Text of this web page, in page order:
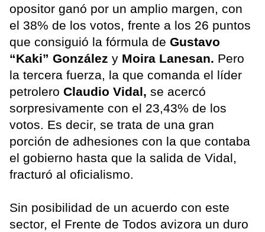
opositor ganó por un amplio margen, con
el 38% de los votos, frente a los 26 puntos
que consiguió la fórmula de Gustavo
“Kaki” González y Moira Lanesan. Pero
la tercera fuerza, la que comanda el líder
petrolero Claudio Vidal, se acercó
sorpresivamente con el 23,43% de los
votos. Es decir, se trata de una gran
porción de adhesiones con la que contaba
el gobierno hasta que la salida de Vidal,
fracturó al oficialismo.
Sin posibilidad de un acuerdo con este
sector, el Frente de Todos avizora un duro